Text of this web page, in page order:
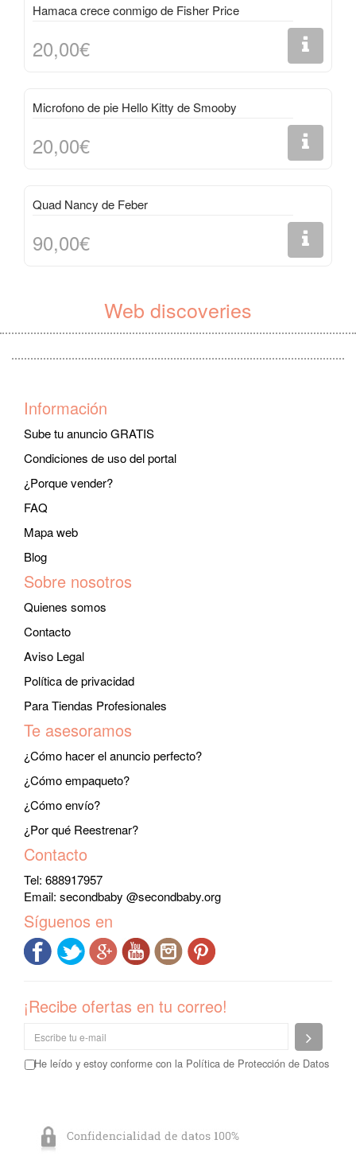
Hamaca crece conmigo de Fisher Price
20,00€
Microfono de pie Hello Kitty de Smooby
20,00€
Quad Nancy de Feber
90,00€
Web discoveries
Información
Sube tu anuncio GRATIS
Condiciones de uso del portal
¿Porque vender?
FAQ
Mapa web
Blog
Sobre nosotros
Quienes somos
Contacto
Aviso Legal
Política de privacidad
Para Tiendas Profesionales
Te asesoramos
¿Cómo hacer el anuncio perfecto?
¿Cómo empaqueto?
¿Cómo envío?
¿Por qué Reestrenar?
Contacto
Tel: 688917957
Email: secondbaby @secondbaby.org
Síguenos en
¡Recibe ofertas en tu correo!
He leído y estoy conforme con la Política de Protección de Datos